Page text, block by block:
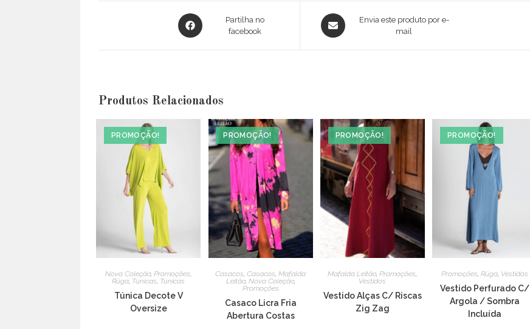
Opens
in
Partilha no
facebook
Opens
in
Envia este produto por e-
mail
Produtos Relacionados
PROMOÇÃO!
Nova Coleção,Promoções,
Rüga, Túnicas, Túnicas
Túnica Decote V
Oversize
PROMOÇÃO!
Casacos,Casacos,Mafalda
Leitão, Nova Coleção,
Promoções
Casaco Licra Fria
Abertura Costas
PROMOÇÃO!
Mafalda Leitão,Promoções,
Vestidos
Vestido Alças C/ Riscas
Zig Zag
PROMOÇÃO!
Promoções, Rüga, Vestidos
Vestido Perfurado C/
Argola / Sombra
Incluída